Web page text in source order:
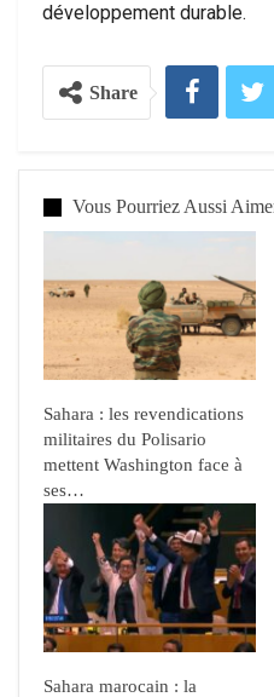
développement durable.
Share
Vous Pourriez Aussi
Sahara : les revendications
militaires du Polisario
mettent Washington face à
ses…
Sahara marocain : la